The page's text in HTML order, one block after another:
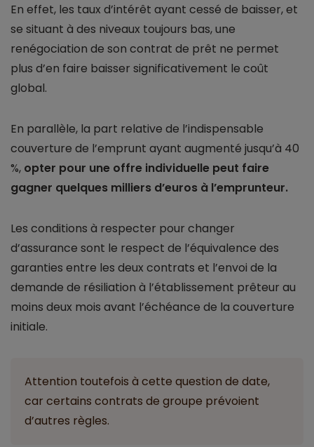
En effet, les taux d’intérêt ayant cessé de baisser, et
se situant à des niveaux toujours bas, une
renégociation de son contrat de prêt ne permet
plus d’en faire baisser significativement le coût
global.
En parallèle, la part relative de l’indispensable
couverture de l’emprunt ayant augmenté jusqu’à 40
%, opter pour une offre individuelle peut faire
gagner quelques milliers d’euros à l’emprunteur.
Les conditions à respecter pour changer
d’assurance sont le respect de l’équivalence des
garanties entre les deux contrats et l’envoi de la
demande de résiliation à l’établissement prêteur au
moins deux mois avant l’échéance de la couverture
initiale.
Attention toutefois à cette question de date,
car certains contrats de groupe prévoient
d’autres règles.